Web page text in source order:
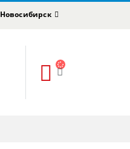
Новосибирск